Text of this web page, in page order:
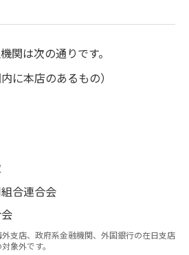
関は次の通りです。
に本店のあるもの）
合連合会
外支店、政府系金融機関、外国銀行の在日支店
象外です。